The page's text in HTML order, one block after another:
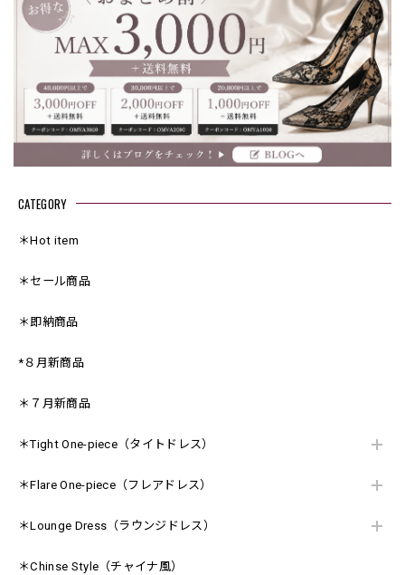
CATEGORY
＊Hot item
＊セール商品
＊即納商品
*８月新商品
＊７月新商品
＊Tight One-piece（タイトドレス）
＊Flare One-piece（フレアドレス）
＊Lounge Dress（ラウンジドレス）
＊Chinse Style（チャイナ風）